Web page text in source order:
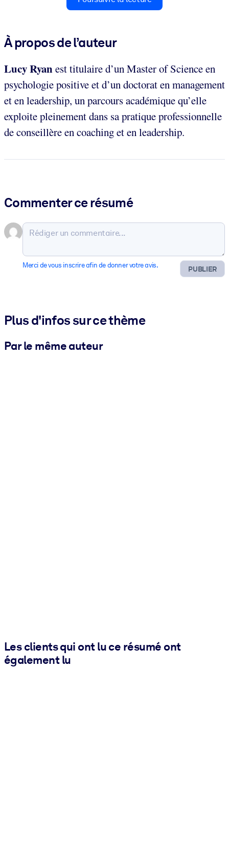
À propos de l’auteur
Lucy Ryanest titulaire d’un Master of Science en
psychologie positive et d’un doctorat en management
et en leadership, un parcours académique qu’elle
exploite pleinement dans sa pratique professionnelle
de conseillère en coaching et en leadership.
Commenter ce résumé
PUBLIER
Merci de vous inscrire afin de donner votre avis.
Plus d'infos sur ce thème
Par le même auteur
Les clients qui ont lu ce résumé ont
également lu